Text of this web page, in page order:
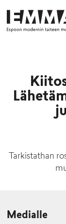
Tarkistathan
Medialle